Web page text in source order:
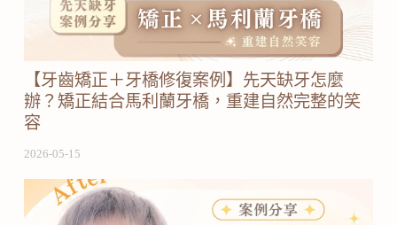
【牙齒矯正＋牙橋修復案例】先天缺牙怎麼
辦？矯正結合馬利蘭牙橋，重建自然完整的笑
容
2026-05-15